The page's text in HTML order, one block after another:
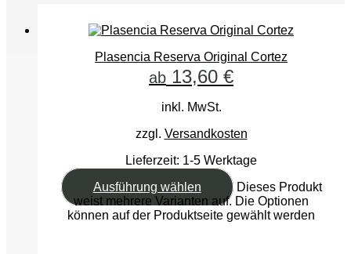
Plasencia Reserva Original Cortez
ab 13,60 €
inkl. MwSt.
zzgl. Versandkosten
Lieferzeit: 1-5 Werktage
Ausführung wählen
Dieses Produkt
weist mehrere Varianten auf. Die Optionen
können auf der Produktseite gewählt werden